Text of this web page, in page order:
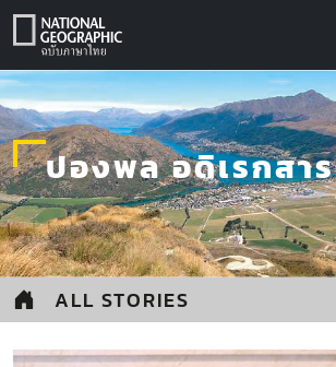
Skip
ปองพล อดิเรกสาร
ALL STORIES